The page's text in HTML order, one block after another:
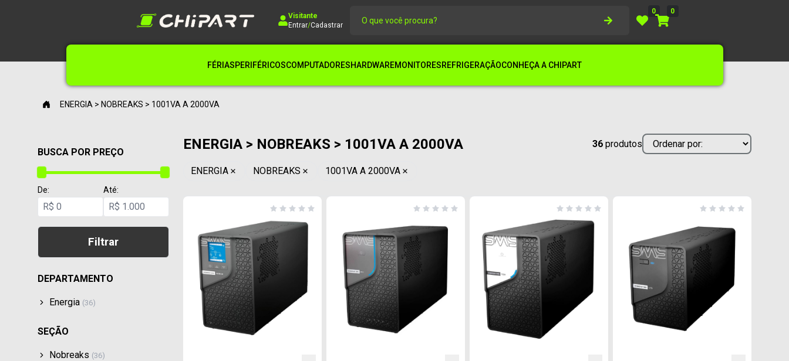
Visitante
Entrar/Cadastrar
0 0
FÉRIASPERIFÉRICOSCOMPUTADORESHARDWAREMONITORESREFRIGERAÇÃOCONHEÇA A CHIPART
ENERGIA > NOBREAKS > 1001VA A 2000VA
BUSCA POR PREÇO
De:
R$
Até:
R$
Filtrar
DEPARTAMENTO
Energia (36)
SEÇÃO
Nobreaks (36)
ENERGIA > NOBREAKS > 1001VA A 2000VA 36 produtos
ENERGIA NOBREAKS 1001VA A 2000VA